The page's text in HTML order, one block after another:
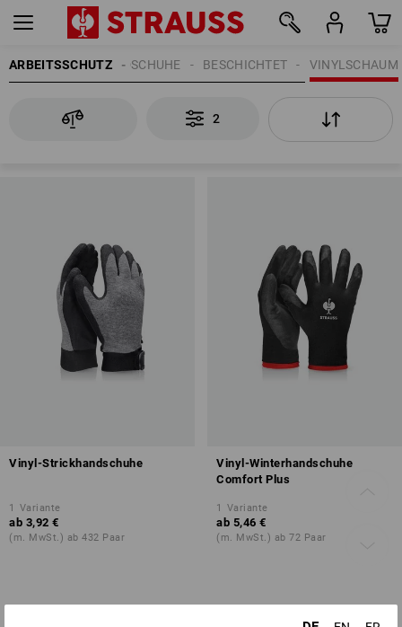
ARBEITSSCHUTZ VINYLSCHAUM
BESCHICHTET
HANDSCHUHE
2
Vinyl-Strickhandschuhe
1 Variante
ab 3,92 €
(m. MwSt.) ab 432 Paar
Vinyl-Winterhandschuhe
Comfort Plus
1 Variante
ab 5,46 €
(m. MwSt.) ab 72 Paar